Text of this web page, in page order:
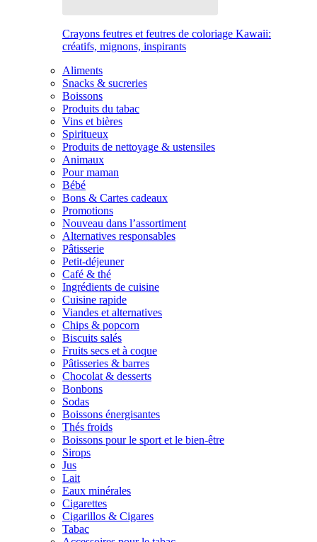
Crayons feutres et feutres de coloriage Kawaii:
créatifs, mignons, inspirants
Aliments
Snacks & sucreries
Boissons
Produits du tabac
Vins et bières
Spiritueux
Produits de nettoyage & ustensiles
Animaux
Pour maman
Bébé
Bons & Cartes cadeaux
Promotions
Nouveau dans l’assortiment
Alternatives responsables
Pâtisserie
Petit-déjeuner
Café & thé
Ingrédients de cuisine
Cuisine rapide
Viandes et alternatives
Chips & popcorn
Biscuits salés
Fruits secs et à coque
Pâtisseries & barres
Chocolat & desserts
Bonbons
Sodas
Boissons énergisantes
Thés froids
Boissons pour le sport et le bien-être
Sirops
Jus
Lait
Eaux minérales
Cigarettes
Cigarillos & Cigares
Tabac